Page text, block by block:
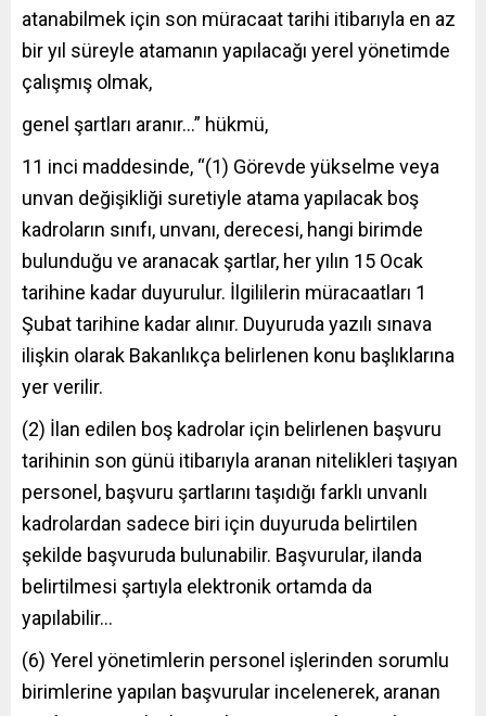
atanabilmek için son müracaat tarihi itibarıyla en az
bir yıl süreyle atamanın yapılacağı yerel yönetimde
çalışmış olmak,
genel şartları aranır…” hükmü,
11 inci maddesinde, “(1) Görevde yükselme veya
unvan değişikliği suretiyle atama yapılacak boş
kadroların sınıfı, unvanı, derecesi, hangi birimde
bulunduğu ve aranacak şartlar, her yılın 15 Ocak
tarihine kadar duyurulur. İlgililerin müracaatları 1
Şubat tarihine kadar alınır. Duyuruda yazılı sınava
ilişkin olarak Bakanlıkça belirlenen konu başlıklarına
yer verilir.
(2) İlan edilen boş kadrolar için belirlenen başvuru
tarihinin son günü itibarıyla aranan nitelikleri taşıyan
personel, başvuru şartlarını taşıdığı farklı unvanlı
kadrolardan sadece biri için duyuruda belirtilen
şekilde başvuruda bulunabilir. Başvurular, ilanda
belirtilmesi şartıyla elektronik ortamda da
yapılabilir…
(6) Yerel yönetimlerin personel işlerinden sorumlu
birimlerine yapılan başvurular incelenerek, aranan